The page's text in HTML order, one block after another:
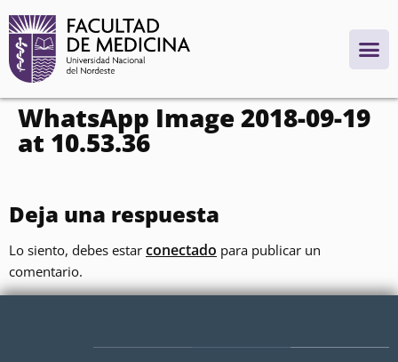
contenido
WhatsApp Image 2018-09-19
at 10.53.36
Deja una respuesta
Lo siento, debes estar conectado para publicar un
comentario.